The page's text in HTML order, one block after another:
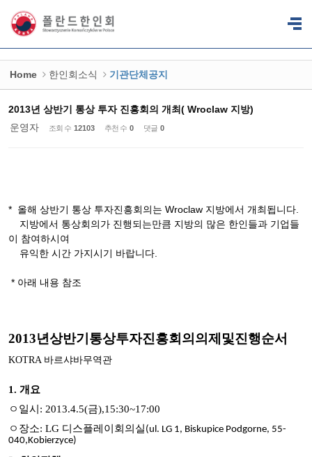
Home 한인회소식 기관단체공지
2013년 상반기 통상 투자 진흥회의 개최( Wroclaw 지방)
운영자
조회 수 12103 추천 수 0 댓글 0
* 올해 상반기 통상 투자진흥회의는 Wroclaw 지방에서 개최됩니다.
지방에서 통상회의가 진행되는만큼 지방의 많은 한인들과 기업들
이 참여하시여
유익한 시간 가지시기 바랍니다.
* 아래 내용 참조
2013년상반기통상투자진흥회의의제및진행순서
KOTRA 바르샤바무역관
1. 개요
ㅇ 일시 : 2013.4.5(금),15:30~17:00
ㅇ 장소: LG 디스플레이회의실 (ul. LG 1, Biskupice Podgorne, 55-
040,Kobierzyce)